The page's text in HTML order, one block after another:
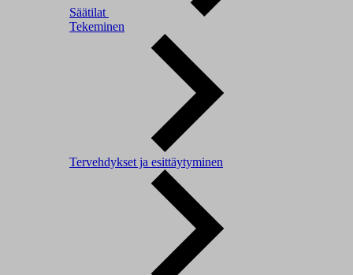
Säätilat
Tekeminen
Tervehdykset ja esittäytyminen